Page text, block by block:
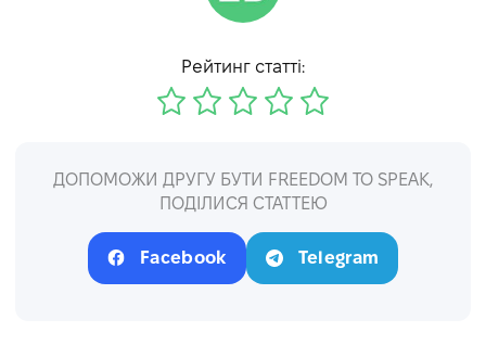
Рейтинг статті:
ДОПОМОЖИ ДРУГУ БУТИ FREEDOM TO SPEAK,
ПОДІЛИСЯ СТАТТЕЮ
Facebook Telegram